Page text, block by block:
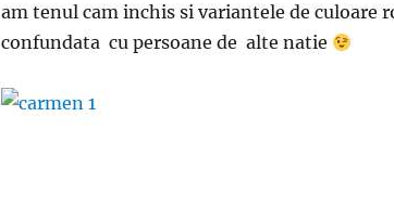
am tenul cam inchis si variantele de culoare
confundata cu persoane de alte natie